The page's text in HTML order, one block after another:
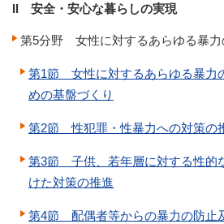
II 安全・安心な暮らしの実現
第5分野 女性に対するあらゆる暴力
第1節 女性に対するあらゆる暴力
めの基盤づくり
第2節 性犯罪・性暴力への対策の
第3節 子供、若年層に対する性的
けた対策の推進
第4節 配偶者等からの暴力の防止